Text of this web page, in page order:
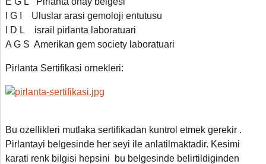
I G I Uluslar arasi gemoloji entutusu
I D L israil pirlanta laboratuari
A G S Amerikan gem society laboratuari
Pirlanta Sertifikasi ornekleri:
Bu ozellikleri mutlaka sertifikadan kuntrol etmek gerekir .
Pirlantayi belgesinde her seyi ile anlatilmaktadir. Kesimi
karati renk bilgisi hepsini bu belgesinde belirtildiginden